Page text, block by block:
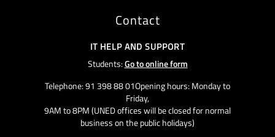
Contact
IT HELP AND SUPPORT
Students:Go to online form
Telephone: 91 398 88 01Opening hours: Monday to
Friday,
9AM to 8PM (UNED offices will be closed for normal
business on the public holidays)